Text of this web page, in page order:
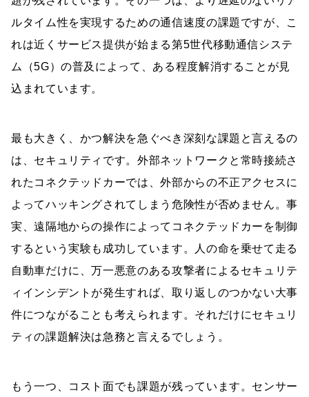
ルタイム性を実現するための通信速度の課題ですが、こ
れは近くサービス提供が始まる第5世代移動通信システ
ム（5G）の普及によって、ある程度解消することが見
込まれています。
最も大きく、かつ解決を急ぐべき深刻な課題と言えるの
は、セキュリティです。外部ネットワークと常時接続さ
れたコネクテッドカーでは、外部からの不正アクセスに
よってハッキングされてしまう危険性が否めません。事
実、遠隔地からの操作によってコネクテッドカーを制御
するという実験も成功しています。人の命を乗せて走る
自動車だけに、万一悪意のある攻撃者によるセキュリテ
ィインシデントが発生すれば、取り返しのつかない大事
件につながることも考えられます。それだけにセキュリ
ティの課題解決は急務と言えるでしょう。
もう一つ、コスト面でも課題が残っています。センサー